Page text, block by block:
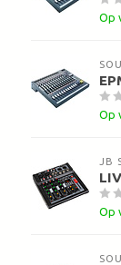
Op
Op
JB
Op